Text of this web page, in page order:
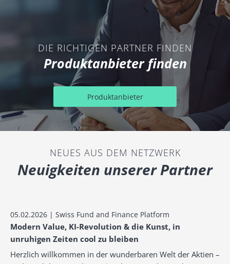
DIE RICHTIGEN PARTNER FINDEN
Produktanbieter finden
Produktanbieter
NEUES AUS DEM NETZWERK
Neuigkeiten unserer Partner
05.02.2026 | Swiss Fund and Finance Platform
Modern Value, KI-Revolution & die Kunst, in
unruhigen Zeiten cool zu bleiben
Herzlich willkommen in der wunderbaren Welt der Aktien –